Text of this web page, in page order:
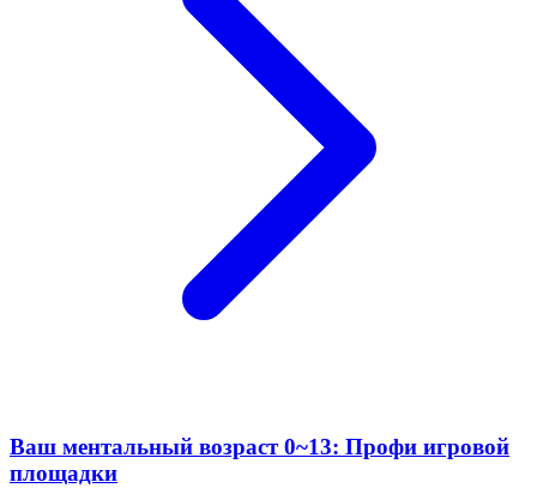
Ваш ментальный возраст 0~13: Профи игровой
площадки